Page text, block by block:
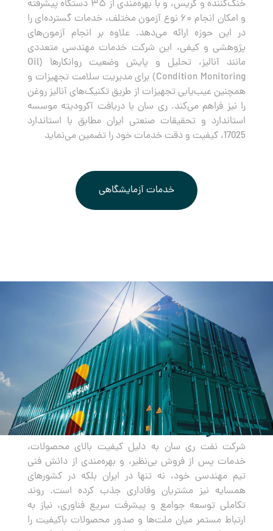
خنک‌کننده و گریس، و با بهره‌مندی از ۳۵ دستگاه پیشرفته
و امکان انجام ۶۰ نوع آزمون مختلف، خدمات گسترده‌ای را
در این حوزه ارائه می‌دهد. علاوه بر انجام آزمون‌های
پژوهشی و کیفی، این شرکت خدمات مهندسی متعددی
مانند آنالیز، تحلیل و پایش وضعیت روانکارها (Oil
Condition Monitoring) برای مدیریت سلامت تجهیزات و
همچنین عیب‌یابی تجهیزات از طریق تکنیک‌های آنالیز روغن
را نیز فراهم می‌کند. ری سان با دریافت آکرودیته موسسه
استاندارد و تحقیقات صنعتی ایران مطابق با استاندارد
17025، کیفیت و دقت خدمات خود را تضمین می‌نماید
خدمات آزمایشگاهی
صادرات
شرکت نفت ری سان به دلیل کیفیت بالای محصولات،
خدمات پس از فروش بی‌نظیر، و بهره‌مندی از دانش فنی
تیم مهندسی خود، نه تنها در ایران بلکه در کشورهای
همسایه نیز مشتریان وفاداری جذب کرده است. روند
تکاملی توسعه جوامع و پیشرفت سریع فناوری، نیاز به
ارتباط مستمر میان ملت‌ها و صدور محصولات باکیفیت را